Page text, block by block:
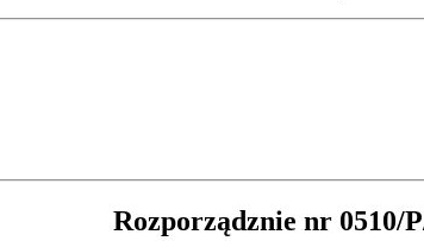
Rozporządznie nr 0510/